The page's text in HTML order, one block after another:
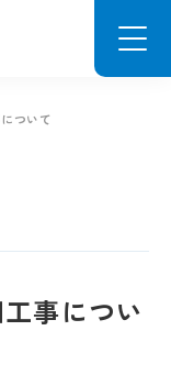
ついて
事につい